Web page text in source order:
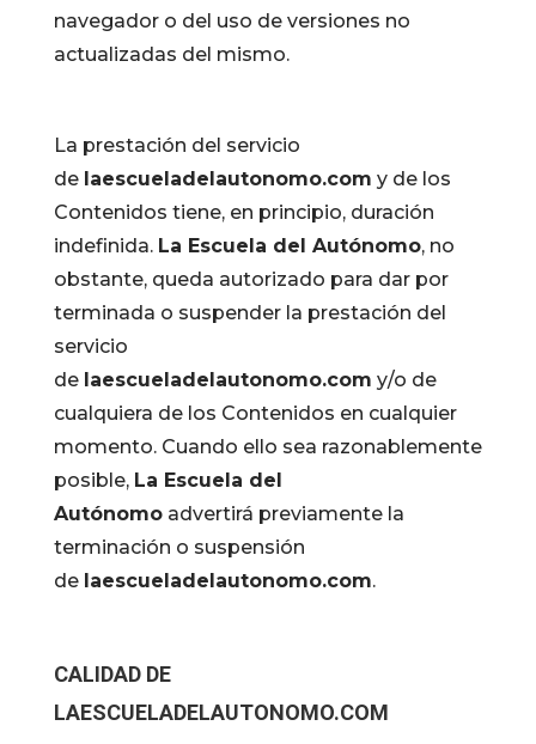
navegador o del uso de versiones no
actualizadas del mismo.
La prestación del servicio
de laescueladelautonomo.com y de los
Contenidos tiene, en principio, duración
indefinida. La Escuela del Autónomo, no
obstante, queda autorizado para dar por
terminada o suspender la prestación del
servicio
de laescueladelautonomo.com y/o de
cualquiera de los Contenidos en cualquier
momento. Cuando ello sea razonablemente
posible, La Escuela del
Autónomoadvertirá previamente la
terminación o suspensión
de laescueladelautonomo.com.
CALIDAD DE
LAESCUELADELAUTONOMO.COM